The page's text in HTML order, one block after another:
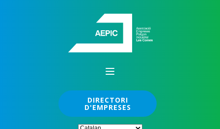
DIRECTORI
D'EMPRESES